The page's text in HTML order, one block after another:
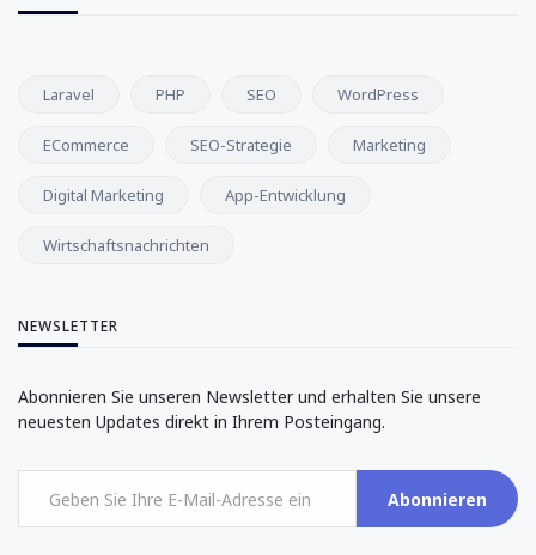
Laravel PHP SEO WordPress
ECommerce SEO-Strategie Marketing
Digital Marketing App-Entwicklung
Wirtschaftsnachrichten
NEWSLETTER
Abonnieren Sie unseren Newsletter und erhalten Sie unsere
neuesten Updates direkt in Ihrem Posteingang.
Abonnieren